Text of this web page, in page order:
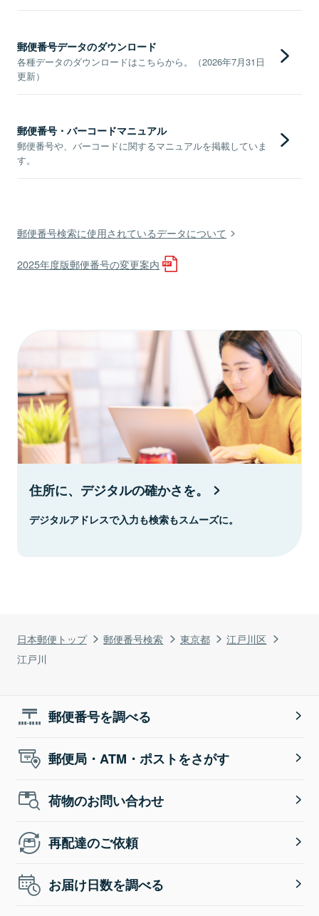
日本郵便トップ 郵便番号検索 東京都
江戸川区
江戸川
郵便番号データのダウンロード
各種データのダウンロードはこちらから。（2026年7月31日
更新）
郵便番号・バーコードマニュアル
郵便番号や、バーコードに関するマニュアルを掲載していま
す。
郵便番号検索に使用されているデータについて
2025年度版郵便番号の変更案内
住所に、デジタルの確かさを。
デジタルアドレスで入力も検索もスムーズに。
郵便番号を調べる
郵便局・ATM・ポストをさがす
荷物のお問い合わせ
再配達のご依頼
お届け日数を調べる